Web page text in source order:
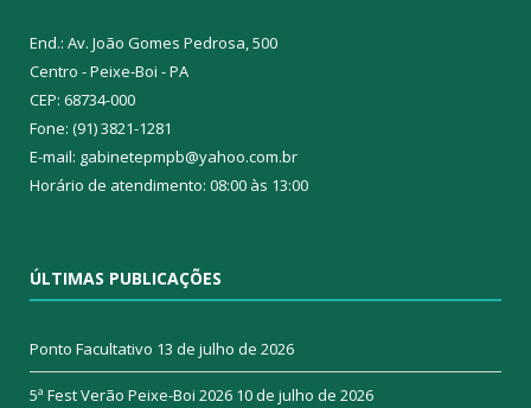
End.: Av. João Gomes Pedrosa, 500
Centro - Peixe-Boi - PA
CEP: 68734-000
Fone: (91) 3821-1281
E-mail: gabinetepmpb@yahoo.com.br
Horário de atendimento: 08:00 às 13:00
ÚLTIMAS PUBLICAÇÕES
Ponto Facultativo 13 de julho de 2026
5ª Fest Verão Peixe-Boi 2026 10 de julho de 2026